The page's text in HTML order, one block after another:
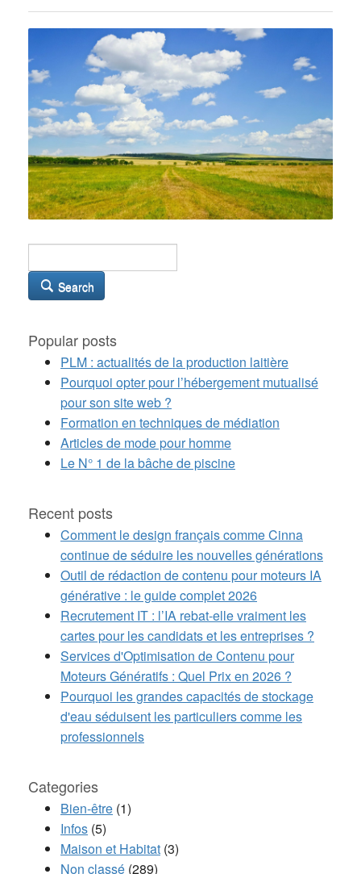
Search
Popular posts
PLM : actualités de la production laitière
Pourquoi opter pour l’hébergement mutualisé
pour son site web ?
Formation en techniques de médiation
Articles de mode pour homme
Le N° 1 de la bâche de piscine
Recent posts
Comment le design français comme Cinna
continue de séduire les nouvelles générations
Outil de rédaction de contenu pour moteurs IA
générative : le guide complet 2026
Recrutement IT : l’IA rebat-elle vraiment les
cartes pour les candidats et les entreprises ?
Services d'Optimisation de Contenu pour
Moteurs Génératifs : Quel Prix en 2026 ?
Pourquoi les grandes capacités de stockage
d'eau séduisent les particuliers comme les
professionnels
Categories
Bien-être (1)
Infos (5)
Maison et Habitat (3)
Non classé (289)